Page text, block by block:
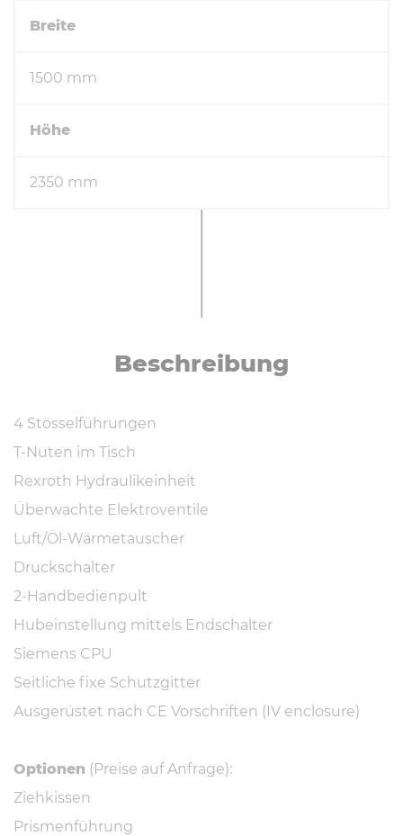
Breite
1500 mm
Höhe
2350 mm
Be­schrei­bung
4 Stösselführungen
T-Nuten im Tisch
Rexroth Hydraulikeinheit
Überwachte Elektroventile
Luft/Öl-Wärmetauscher
Druckschalter
2-Handbedienpult
Hubeinstellung mittels Endschalter
Siemens CPU
Seitliche fixe Schutzgitter
Ausgerüstet nach CE Vorschriften (IV enclosure)
Optionen (Preise auf Anfrage):
Ziehkissen
Prismenführung